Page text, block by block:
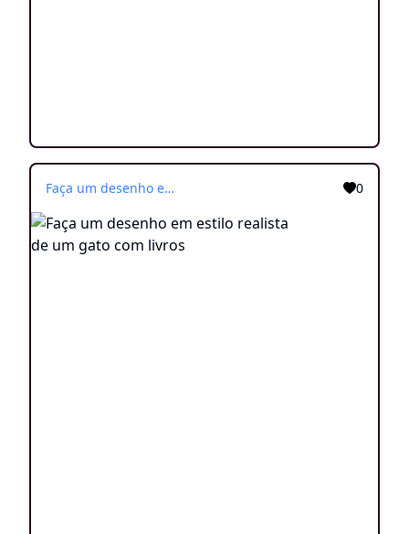
Faça um desenho em estilo realista de um gato com livros 0